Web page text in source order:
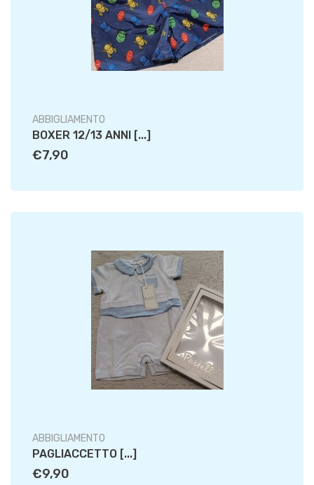
ABBIGLIAMENTO
BOXER 12/13 ANNI [...]
€7,90
ABBIGLIAMENTO
PAGLIACCETTO [...]
€9,90